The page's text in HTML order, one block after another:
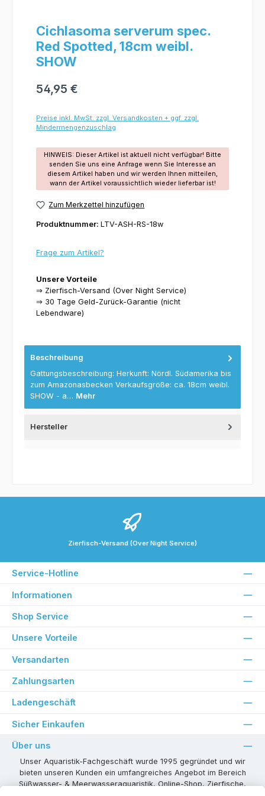
Cichlasoma serverum spec.
Red Spotted, 18cm weibl.
SHOW
54,95 €
Preise inkl. MwSt. zzgl. Versandkosten + ggf. zzgl.
Mindermengenzuschlag
HINWEIS: Dieser Artikel ist aktuell nicht verfügbar! Bitte
senden Sie uns eine Anfrage wenn Sie Interesse an
diesem Artikel haben und wir werden Ihnen mitteilen,
wann der Artikel voraussichtlich wieder lieferbar ist!
Zum Merkzettel hinzufügen
Produktnummer: LTV-ASH-RS-18w
Frage zum Artikel?
Unsere Vorteile
⇒ Zierfisch-Versand (Over Night Service)
⇒ 30 Tage Geld-Zurück-Garantie (nicht
Lebendware)
Beschreibung
Gattungsbeschreibung: Herkunft: Nördl. Südamerika bis
zum Amazonasbecken Verkaufsgröße: ca. 18cm weibl.
SHOW - a… Mehr
Hersteller
Zierfisch-Versand (Over Night Service)
Service-Hotline
Informationen
Shop Service
Unsere Vorteile
Versandarten
Zahlungsarten
Ladengeschäft
Sicher Einkaufen
Über uns
Unser Aquaristik-Fachgeschäft wurde 1995 gegründet und wir
bieten unseren Kunden ein umfangreiches Angebot im Bereich
Süßwasser- & Meerwasseraquaristik, Online-Shop, Zierfische,